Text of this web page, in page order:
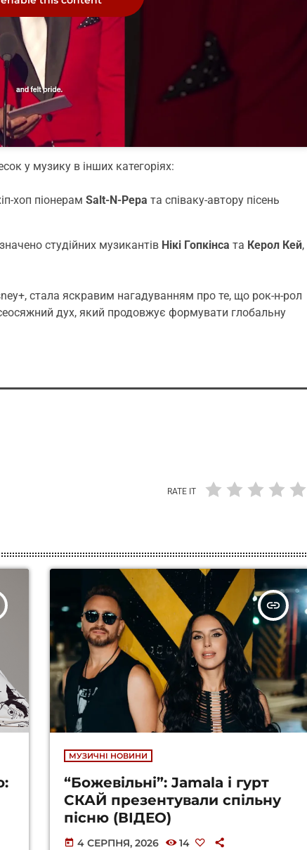
у музику в інших категоріях:
хоп піонерам Salt-N-Pepa та співаку-автору пісень
студійних музикантів Нікі Гопкінса та Керол Кей,
стала яскравим нагадуванням про те, що рок-н-рол
дух, який продовжує формувати глобальну
RATE IT
insert_link
МУЗИЧНІ НОВИНИ
“Божевільні”: Jamala і гурт
СКАЙ презентували спільну
пісню (ВІДЕО)
today 4 СЕРПНЯ, 2026 14